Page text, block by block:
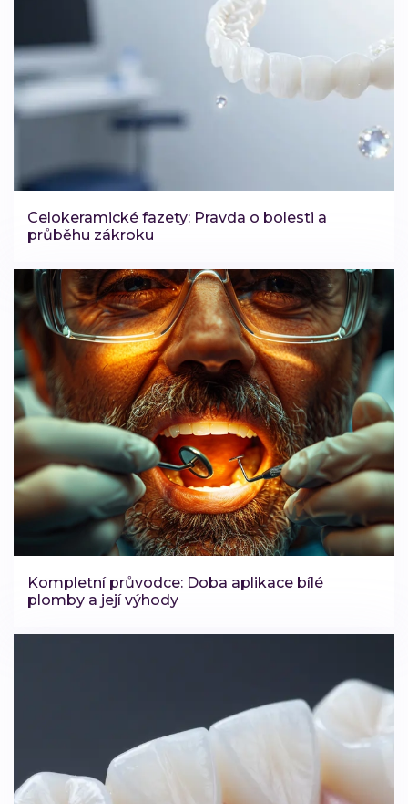
Celokeramické fazety: Pravda o bolesti a
průběhu zákroku
Kompletní průvodce: Doba aplikace bílé
plomby a její výhody